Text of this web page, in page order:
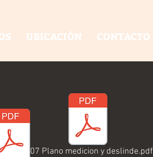
UBICACIÓN CONTACTO
3.07 Plano medicion y deslinde.pdf